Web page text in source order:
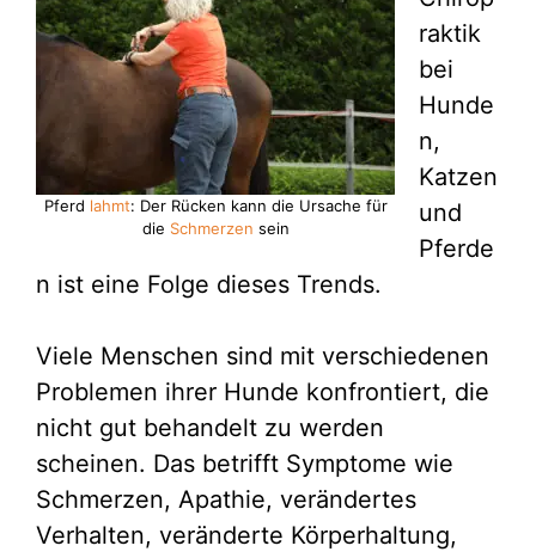
Pferd lahmt: Der Rücken kann die Ursache für
die Schmerzen sein
raktik
bei
Hunde
n,
Katzen
und
Pferde
n ist eine Folge dieses Trends.
Viele Menschen sind mit verschiedenen
Problemen ihrer Hunde konfrontiert, die
nicht gut behandelt zu werden
scheinen. Das betrifft Symptome wie
Schmerzen, Apathie, verändertes
Verhalten, veränderte Körperhaltung,